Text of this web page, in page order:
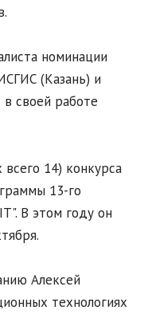
номинации
(Казань) и
своей работе
14) конкурса
13-го
В этом году он
Алексей
технологиях